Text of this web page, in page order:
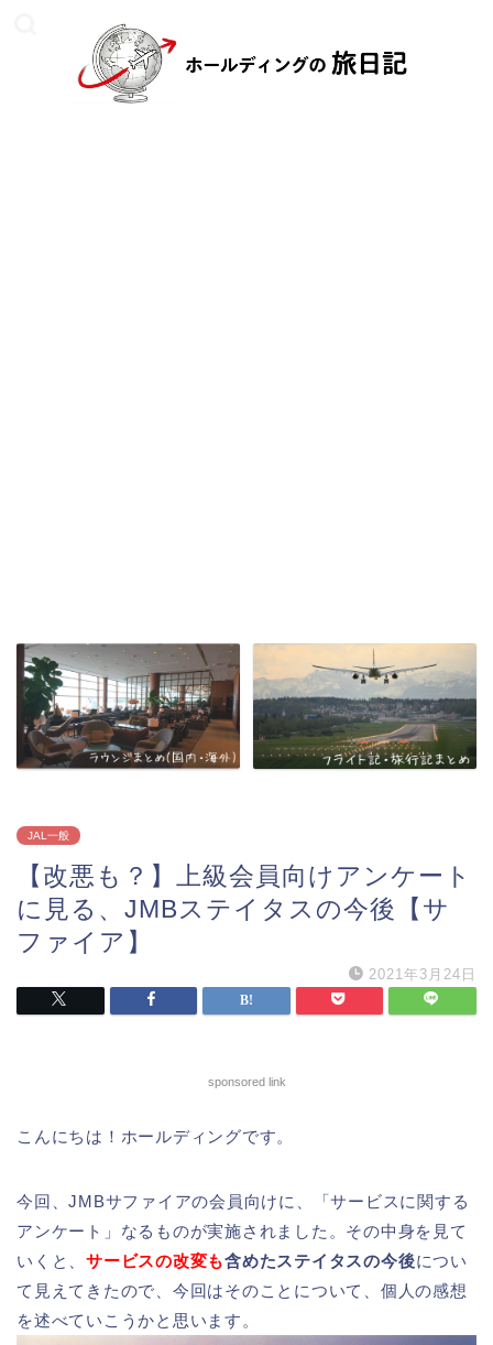
JAL一般
【改悪も？】上級会員向けアンケート
に見る、JMBステイタスの今後【サ
ファイア】
2021年3月24日
sponsored link
こんにちは！ホールディングです。
今回、JMBサファイアの会員向けに、「サービスに関する
アンケート」なるものが実施されました。その中身を見て
いくと、サービスの改変も含めたステイタスの今後につい
て見えてきたので、今回はそのことについて、個人の感想
を述べていこうかと思います。